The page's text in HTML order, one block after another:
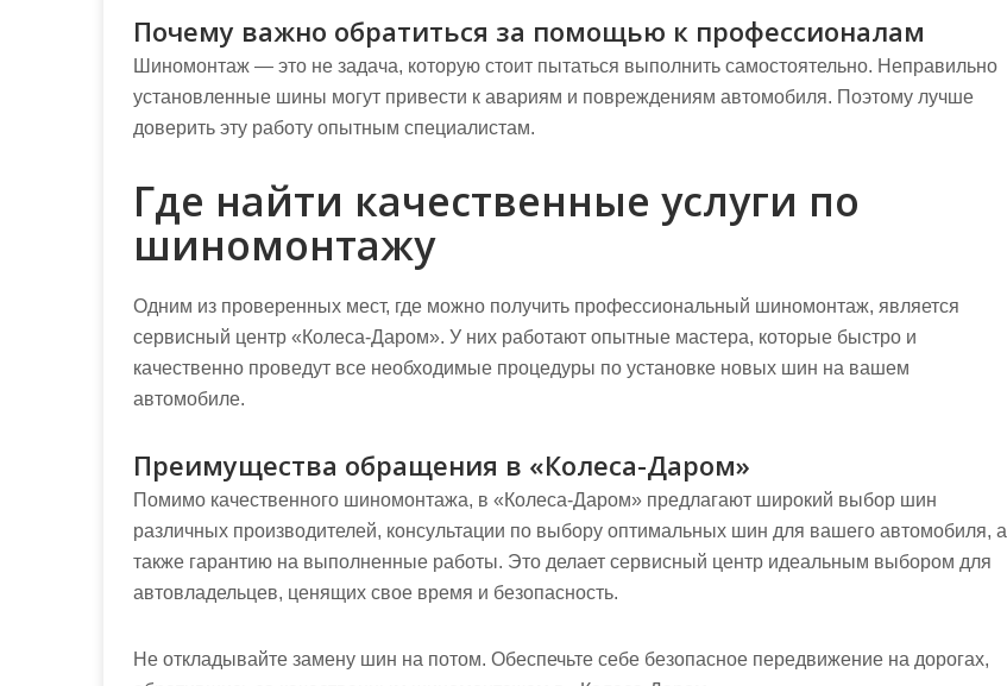
Почему важно обратиться за помощью к профессионалам
Шиномонтаж — это не задача, которую стоит пытаться выполнить самостоятельно. Неправильно
установленные шины могут привести к авариям и повреждениям автомобиля. Поэтому лучше
доверить эту работу опытным специалистам.
Где найти качественные услуги по
шиномонтажу
Одним из проверенных мест, где можно получить профессиональный шиномонтаж, является
сервисный центр «Колеса-Даром». У них работают опытные мастера, которые быстро и
качественно проведут все необходимые процедуры по установке новых шин на вашем
автомобиле.
Преимущества обращения в «Колеса-Даром»
Помимо качественного шиномонтажа, в «Колеса-Даром» предлагают широкий выбор шин
различных производителей, консультации по выбору оптимальных шин для вашего автомобиля, а
также гарантию на выполненные работы. Это делает сервисный центр идеальным выбором для
автовладельцев, ценящих свое время и безопасность.
Не откладывайте замену шин на потом. Обеспечьте себе безопасное передвижение на дорогах,